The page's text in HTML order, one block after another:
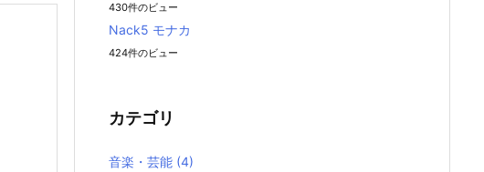
430件のビュー
Nack5 モナカ
424件のビュー
カテゴリ
音楽・芸能 (4)